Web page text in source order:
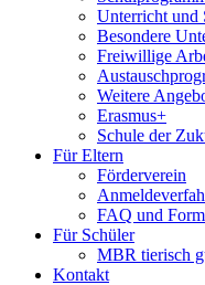
Unterricht und
Besondere
Freiwillige
Weitere
Erasmus+
Schule der
Für Eltern
Förderverein
FAQ und
Für Schüler
MBR tierisch
Kontakt